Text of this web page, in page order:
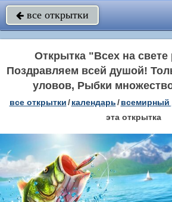
 все открытки
Открытка "Всех на
Поздравляем всей душой!
уловов, Рыбки
все открытки/ календарь/ всемирный
эта открытка